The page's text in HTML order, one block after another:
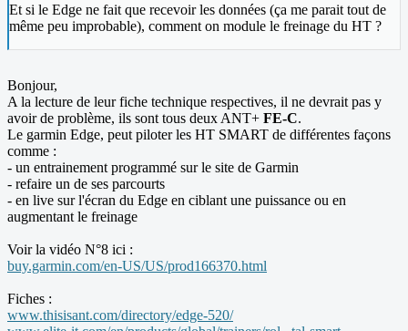
Et si le Edge ne fait que recevoir les données (ça me parait tout de
même peu improbable), comment on module le freinage du HT ?
Bonjour,
A la lecture de leur fiche technique respectives, il ne devrait pas y
avoir de problème, ils sont tous deux ANT+ FE-C.
Le garmin Edge, peut piloter les HT SMART de différentes façons
comme :
- un entrainement programmé sur le site de Garmin
- refaire un de ses parcourts
- en live sur l'écran du Edge en ciblant une puissance ou en
augmentant le freinage
Voir la vidéo N°8 ici :
buy.garmin.com/en-US/US/prod166370.html
Fiches :
www.thisisant.com/directory/edge-520/